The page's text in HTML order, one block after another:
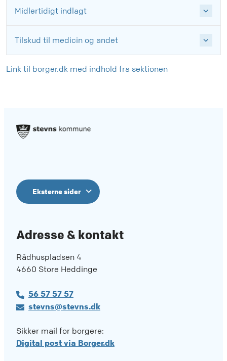
Midlertidigt indlagt
Tilskud til medicin og andet
Link til borger.dk med indhold fra sektionen
Eksterne sider
Adresse & kontakt
Rådhuspladsen 4
4660 Store Heddinge
56 57 57 57
stevns@stevns.dk
Sikker mail for borgere:
Digital post via Borger.dk